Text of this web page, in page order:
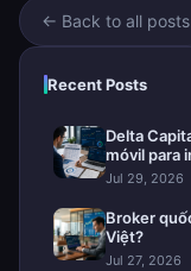
← Back to all posts
Recent Posts
Delta
móvil para
Jul 29, 2026
Broker
Việt?
Jul 27, 2026